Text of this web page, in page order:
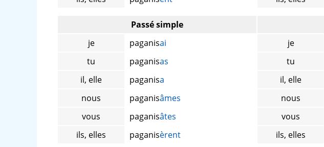
Passé simple
je
paganisai
tu
paganisas
il, elle
paganisa
nous
paganisâmes
vous
paganisâtes
ils, elles
paganisèrent
je
tu
il, elle
nous
vous
ils, elles